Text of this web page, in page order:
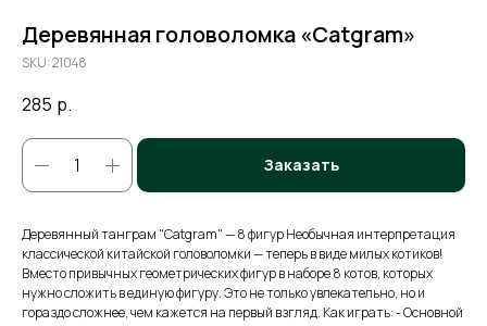
Деревянная головоломка «Catgram»
SKU:21048
285 р.
Заказать
Деревянный танграм "Catgram" — 8 фигур Необычная интерпретация
классической китайской головоломки — теперь в виде милых котиков!
Вместо привычных геометрических фигур в наборе 8 котов, которых
нужно сложить в единую фигуру. Это не только увлекательно, но и
гораздо сложнее, чем кажется на первый взгляд. Как играть: - Основной